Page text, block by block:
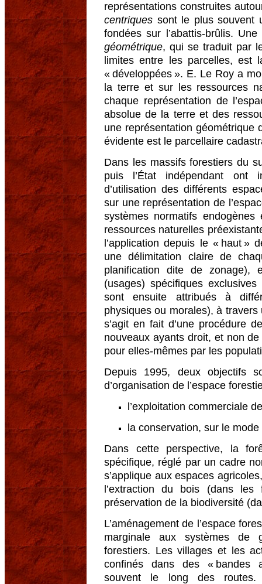
représentations construites
centriques sont le plus souvent
fondées sur l’abattis-brûlis.
géométrique, qui se traduit par
limites entre les parcelles, est
« développées ». E. Le Roy a
la terre et sur les ressources
chaque représentation de
absolue de la terre et des
une représentation géométrique
évidente est le parcellaire
Dans les massifs forestiers du
puis l’État indépendant ont
d’utilisation des différents
sur une représentation de
systèmes normatifs
ressources naturelles
l’application depuis le « haut »
une délimitation claire de
planification dite de zonage),
(usages) spécifiques
sont ensuite attribués à
physiques ou morales), à
s’agit en fait d’une procédure
nouveaux ayants droit, et non
pour elles-mêmes par les
Depuis 1995, deux objectifs
d’organisation de l’espace
l’exploitation commerciale
la conservation, sur le
Dans cette perspective, la
spécifique, réglé par un cadre
s’applique aux espaces
l’extraction du bois (dans
préservation de la biodiversité
L’aménagement de l’espace
marginale aux systèmes de
forestiers. Les villages et les
confinés dans des « bandes
souvent le long des